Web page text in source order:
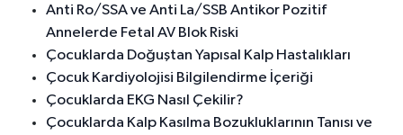
Anti Ro/SSA ve Anti La/SSB Antikor Pozitif
Annelerde Fetal AV Blok Riski
Çocuklarda Doğuştan Yapısal Kalp Hastalıkları
Çocuk Kardiyolojisi Bilgilendirme İçeriği
Çocuklarda EKG Nasıl Çekilir?
Çocuklarda Kalp Kasılma Bozukluklarının Tanısı ve